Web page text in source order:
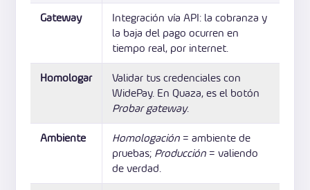
Gateway
Integración vía API: la cobranza y
la baja del pago ocurren en
tiempo real, por internet.
Homologar
Validar tus credenciales con
WidePay. En Quaza, es el botón
Probar gateway.
Ambiente Homologación = ambiente de
pruebas; Producción = valiendo
de verdad.